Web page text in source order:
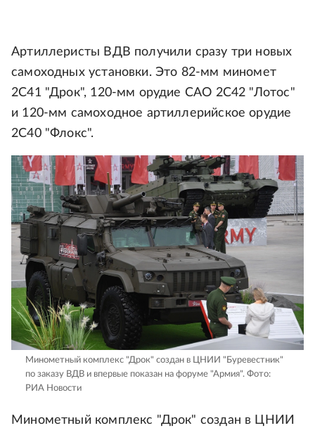
Артиллеристы ВДВ получили сразу три новых
самоходных установки. Это 82-мм миномет
2С41 "Дрок", 120-мм орудие САО 2С42 "Лотос"
и 120-мм самоходное артиллерийское орудие
2С40 "Флокс".
Минометный комплекс "Дрок" создан в ЦНИИ "Буревестник"
по заказу ВДВ и впервые показан на форуме "Армия". Фото:
РИА Новости
Минометный комплекс "Дрок" создан в ЦНИИ